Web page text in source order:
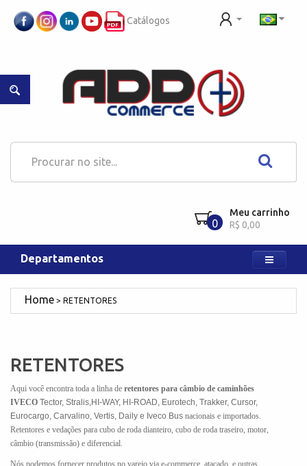
Catálogos
0
Meu carrinho
R$ 0,00
Departamentos
RETENTORES
RETENTORES
Aqui você encontra toda a linha de retentores para câmbio de caminhões
IVECO Tector, Stralis,HI-WAY, HI-ROAD, Eurotech, Trakker, Cursor,
Eurocargo, Carvalino, Vertis, Daily e Iveco Bus nacionais e importados.
Retentores e vedações para cubo de roda dianteiro, cubo de roda traseiro, motor,
câmbio (transmissão) e diferencial.
Nós podemos fornecer produtos no varejo via e-commerce, atacado, e outras